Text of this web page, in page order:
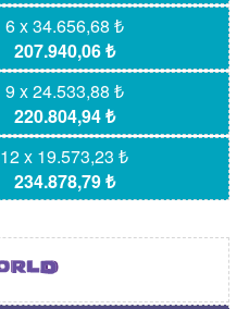
6 x 34.656,68 ₺
207.940,06 ₺
9 x 24.533,88 ₺
220.804,94 ₺
12 x 19.573,23 ₺
234.878,79 ₺